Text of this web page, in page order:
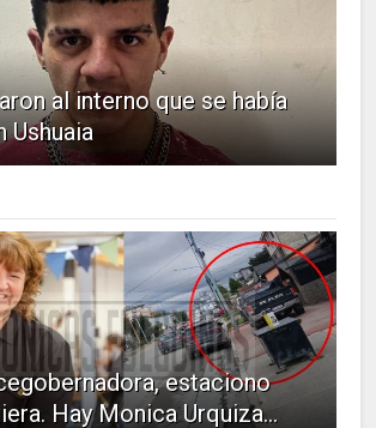
al interno que se había
Ushuaia
estaciono
Hay Monica Urquiza...